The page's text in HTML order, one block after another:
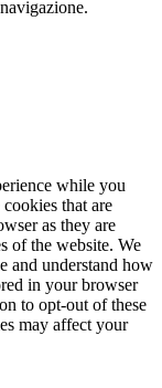
while you
that are
as they are
of the website. We
and understand how
in your browser
to opt-out of these
may affect your